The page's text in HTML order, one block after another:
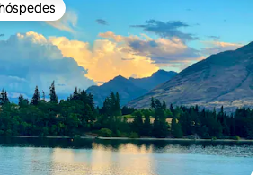
preferidos dos hóspedes